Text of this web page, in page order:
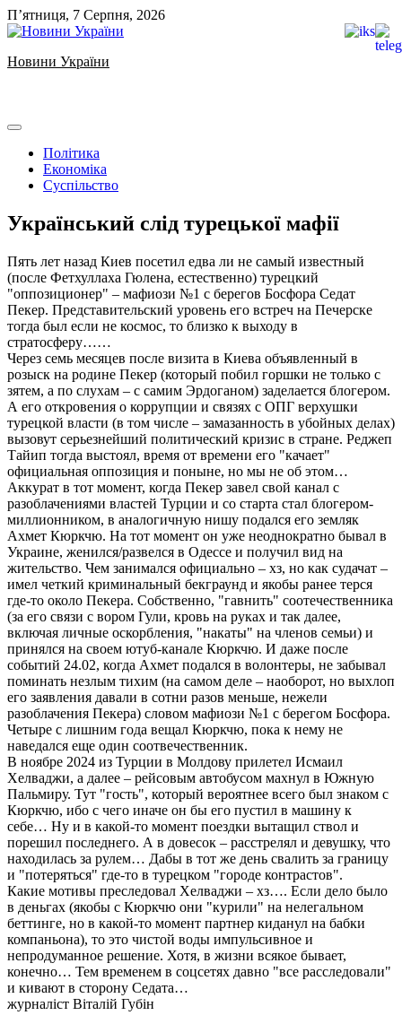
Skip
to
П’ятниця, 7 Серпня, 2026
Новини України
Політика
Економіка
Суспільство
Український слід турецької мафії
Пять лет назад Киев посетил едва ли не самый известный
(после Фетхуллаха Гюлена, естественно) турецкий
"оппозиционер" – мафиози №1 с берегов Босфора Седат
Пекер. Представительский уровень его встреч на Печерске
тогда был если не космос, то близко к выходу в
стратосферу……
Через семь месяцев после визита в Киева объявленный в
розыск на родине Пекер (который побил горшки не только с
зятем, а по слухам – с самим Эрдоганом) заделается блогером.
А его откровения о коррупции и связях с ОПГ верхушки
турецкой власти (в том числе – замазанность в убойных делах)
вызовут серьезнейший политический кризис в стране. Реджеп
Тайип тогда выстоял, время от времени его "качает"
официальная оппозиция и поныне, но мы не об этом…
Аккурат в тот момент, когда Пекер завел свой канал с
разоблачениями властей Турции и со старта стал блогером-
миллионником, в аналогичную нишу подался его земляк
Ахмет Кюркчю. На тот момент он уже неоднократно бывал в
Украине, женился/развелся в Одессе и получил вид на
жительство. Чем занимался официально – хз, но как судачат –
имел четкий криминальный бекграунд и якобы ранее терся
где-то около Пекера. Собственно, "гавнить" соотечественника
(за его связи с вором Гули, кровь на руках и так далее,
включая личные оскорбления, "накаты" на членов семьи) и
принялся на своем ютуб-канале Кюркчю. И даже после
событий 24.02, когда Ахмет подался в волонтеры, не забывал
поминать незлым тихим (на самом деле – наоборот, но выхлоп
его заявления давали в сотни разов меньше, нежели
разоблачения Пекера) словом мафиози №1 с берегом Босфора.
Четыре с лишним года вещал Кюркчю, пока к нему не
наведался еще один соотвечественник.
В ноябре 2024 из Турции в Молдову прилетел Исмаил
Хелваджи, а далее – рейсовым автобусом махнул в Южную
Пальмиру. Тут "гость", который вероятнее всего был знаком с
Кюркчю, ибо с чего иначе он бы его пустил в машину к
себе… Ну и в какой-то момент поездки вытащил ствол и
порешил последнего. А в довесок – расстрелял и девушку, что
находилась за рулем… Дабы в тот же день свалить за границу
и "потеряться" где-то в турецком "городе контрастов".
Какие мотивы преследовал Хелваджи – хз…. Если дело было
в деньгах (якобы с Кюркчю они "курили" на нелегальном
беттинге, но в какой-то момент партнер киданул на бабки
компаньона), то это чистой воды импульсивное и
непродуманное решение. Хотя, в жизни всякое бывает,
конечно… Тем временем в соцсетях давно "все расследовали"
и кивают в сторону Седата…
журналіст Віталій Губін